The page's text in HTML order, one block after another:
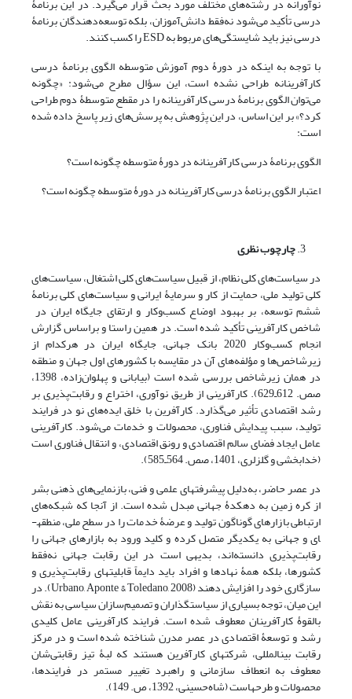
نوآورانه در رشته‌‌های مختلف مورد بحث قرار می‌‌گیرد. در این برنامۀ
درسی تأکید می‌شود نه‌فقط دانش‌آموزان، بلکه توسعه‌دهندگان برنامۀ
درسی نیز باید شایستگی‌های مربوط به ESD را کسب کنند.
با توجه به اینکه در دورۀ دوم آموزش متوسطه الگوی برنامۀ درسی
کارآفرینانه طراحی نشده است، این سؤال مطرح می‌شود: «چگونه
می‌توان الگوی برنامۀ درسی کارآفرینانه را در مقطع متوسطۀ دوم طراحی
کرد؟» بر این اساس، در این پژوهش به پرسش‌های زیر پاسخ داده شده
است:
الگوی برنامۀ درسی کارآفرینانه در دورۀ متوسطه چگونه است؟
اعتبار الگوی برنامۀ درسی کارآفرینانه در دورۀ متوسطه چگونه است؟
چارچوب نظری
در سیاست‌های کلی نظام، از قبیل سیاست‌های کلی اشتغال، سیاست‌های
کلی تولید ملی، حمایت از کار و سرمایۀ ایرانی و سیاست‌های‌ کلی برنامۀ
ششم توسعه، بر بهبود اوضاع کسب‌وکار و ارتقای جایگاه ایران در
شاخص کارآفرینی تأکید شده است. در همین راستا و براساس گزارش
انجام کسب‌وکار 2020 بانک جهانی، جایگاه ایران در هرکدام از
زیرشاخص‌ها و مؤلفه‌های آن در مقایسه با کشورهای اول جهان و منطقه
در همان زیرشاخص بررسی شده است (بیابانی و پهلوان‌زاده، 1398،
صص. 612ـ629). کارآفرینی از طریق نوآوری، اختراع و رقابت‌پذیری بر
رشد اقتصادی تأثیر می‌گذارد. کارآفرین با خلق ایده‌های نو در فرایند
تولید، سبب پیدایش فناوری، محصولات و خدمات می‌شود. کارآفرینی
عامل ایجاد فضای سالم اقتصادی و رونق اقتصادی، و انتقال فناوری است
(خدابخشی و گلزلری، 1401، صص. 564ـ585).
در عصر حاضر، به‌دلیل پیشرفت­های علمی و فنی، بازنمایی‌های ذهنی بشر
از کره زمین به دهکدۀ جهانی مبدل شده است. از آنجا که شبکه‌های
ارتباطی بازارهای گوناگون تولید و عرضۀ خدمات را در سطح ملی، منطقه­
ای و جهانی به یکدیگر متصل کرده و کلید ورود به بازارهای جهانی را
رقابت‌پذیری دانسته‌اند، بدیهی است در این رقابت جهانی نه‌فقط
کشورها، بلکه همۀ نهادها و افراد باید دایماً قابلیت­های رقابت‌پذیری و
سازگاری خود را افزایش دهند (Urbano, Aponte & Toledano, 2008). در
این میان، توجه بسیاری از سیاست­گذاران و تصمیم‌سازان سیاسی به نقش
بالقوۀ‌ کارآفرینان معطوف شده است. فرایند کارآفرینی عامل کلیدی
رشد و توسعۀ‌ اقتصادی در عصر مدرن شناخته شده است و در مرکز
رقابت بین­المللی، شرکت­های کارآفرین هستند که لبۀ‌ تیز رقابتی‌شان
معطوف به انعطاف سازمانی و راهبرد تغییر مستمر در فرایندها،
محصولات و طرح­هاست (شاه‌حسینی، 1392، ص. 149).